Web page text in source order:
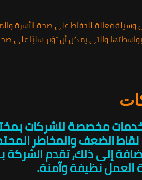
وسيلة فعالة للحفاظ على صحة الأسرة
بواسطتها والتي يمكن أن تؤثر سلبًا على
خدمات مخصصة للشركات
الضعف والمخاطر
إلى ذلك، تقدم
العمل نظيفة وآمنة.